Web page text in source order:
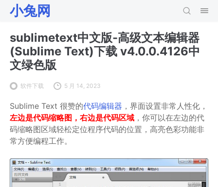
小兔网
sublimetext中文版-高级文本编辑器
(Sublime Text)下载 v4.0.0.4126中
文绿色版
软件下载 5 月 14, 2023
Sublime Text 很赞的代码编辑器 ，界面设置非常人性化，
左边是代码缩略图，右边是代码区域 ，你可以在左边的代
码缩略图区域轻松定位程序代码的位置，高亮色彩功能非
常方便编程工作。